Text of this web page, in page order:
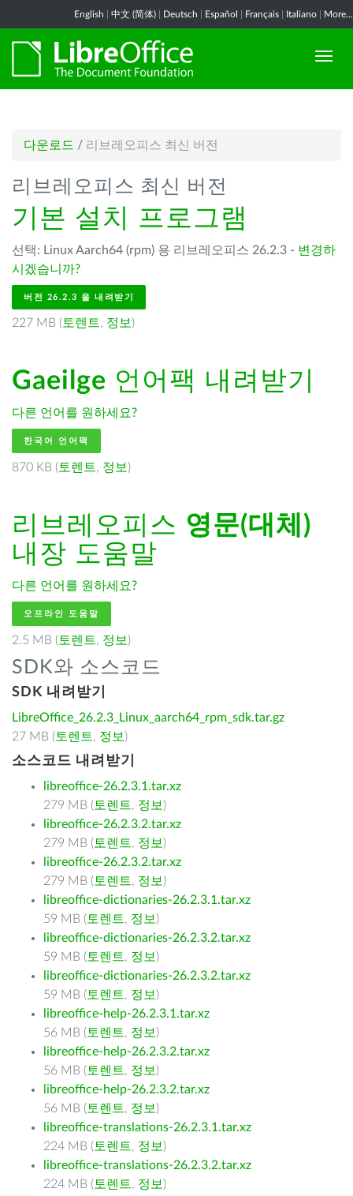
English 中文 (简体) Deutsch Español Français Italiano More...
다운로드 / 리브레오피스 최신 버전
리브레오피스 최신 버전
기본 설치 프로그램
선택: Linux Aarch64 (rpm) 용 리브레오피스 26.2.3 - 변경하
시겠습니까?
버전 26.2.3 을 내려받기
227 MB ( 토렌트, 정보 )
Gaeilge 언어팩 내려받기
다른 언어를 원하세요?
한국어 언어팩
870 KB ( 토렌트, 정보 )
리브레오피스 영문(대체)
내장 도움말
다른 언어를 원하세요?
오프라인 도움말
2.5 MB ( 토렌트, 정보 )
SDK와 소스코드
SDK 내려받기
LibreOffice_26.2.3_Linux_aarch64_rpm_sdk.tar.gz
27 MB ( 토렌트, 정보 )
소스코드 내려받기
libreoffice-26.2.3.1.tar.xz
279 MB ( 토렌트, 정보 )
libreoffice-26.2.3.2.tar.xz
279 MB ( 토렌트, 정보 )
libreoffice-26.2.3.2.tar.xz
279 MB ( 토렌트, 정보 )
libreoffice-dictionaries-26.2.3.1.tar.xz
59 MB ( 토렌트, 정보 )
libreoffice-dictionaries-26.2.3.2.tar.xz
59 MB ( 토렌트, 정보 )
libreoffice-dictionaries-26.2.3.2.tar.xz
59 MB ( 토렌트, 정보 )
libreoffice-help-26.2.3.1.tar.xz
56 MB ( 토렌트, 정보 )
libreoffice-help-26.2.3.2.tar.xz
56 MB ( 토렌트, 정보 )
libreoffice-help-26.2.3.2.tar.xz
56 MB ( 토렌트, 정보 )
libreoffice-translations-26.2.3.1.tar.xz
224 MB ( 토렌트, 정보 )
libreoffice-translations-26.2.3.2.tar.xz
224 MB ( 토렌트, 정보 )